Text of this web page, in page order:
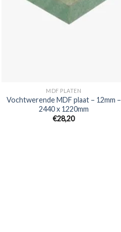
MDF PLATEN
Vochtwerende MDF plaat – 12mm –
2440 x 1220mm
€28,20